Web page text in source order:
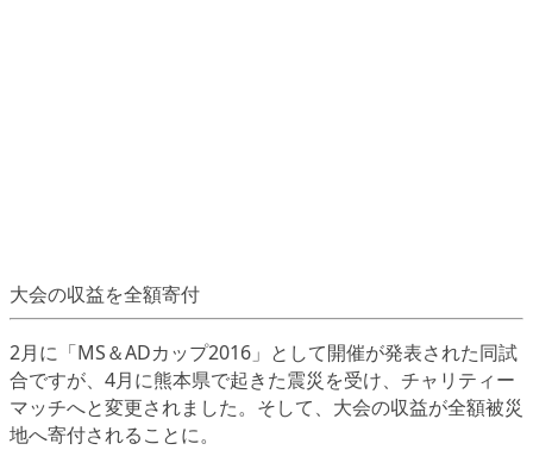
大会の収益を全額寄付
2月に「MS＆ADカップ2016」として開催が発表された同試
合ですが、4月に熊本県で起きた震災を受け、チャリティー
マッチへと変更されました。そして、大会の収益が全額被災
地へ寄付されることに。